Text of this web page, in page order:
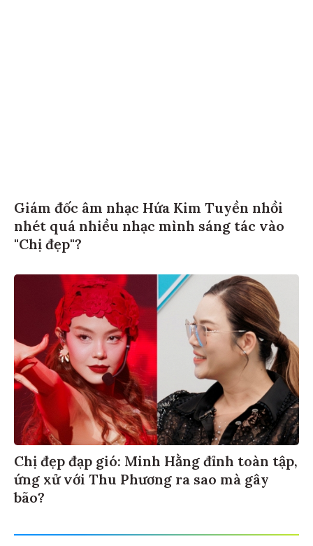
Giám đốc âm nhạc Hứa Kim Tuyền nhồi
nhét quá nhiều nhạc mình sáng tác vào
"Chị đẹp"?
Chị đẹp đạp gió: Minh Hằng đỉnh toàn tập,
ứng xử với Thu Phương ra sao mà gây
bão?